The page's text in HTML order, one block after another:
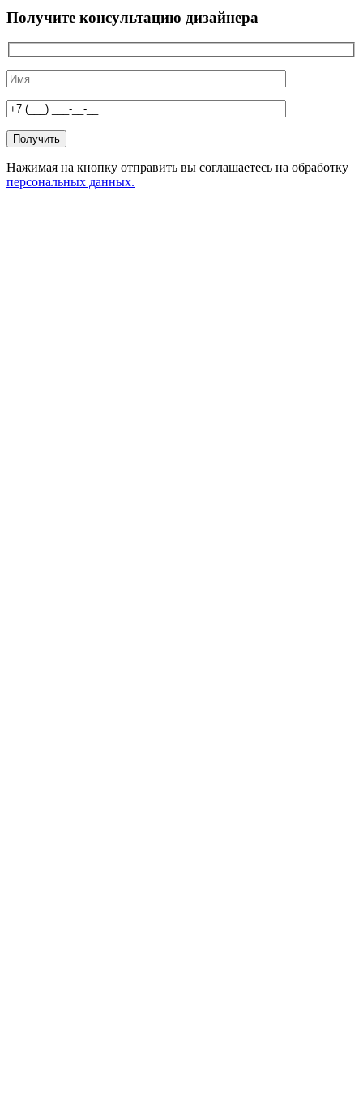
Получите консультацию дизайнера
Нажимая на кнопку отправить вы соглашаетесь на обработку
персональных данных.